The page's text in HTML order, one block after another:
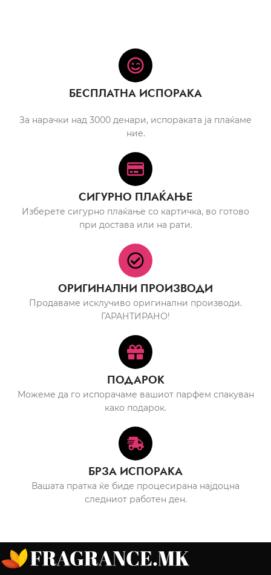
БЕСПЛАТНА ИСПОРАКА
За нарачки над 3000 денари, испораката ја плаќаме
ние.
СИГУРНО ПЛАЌАЊЕ
Изберете сигурно плаќање со картичка, во готово
при достава или на рати.
ОРИГИНАЛНИ ПРОИЗВОДИ
Продаваме исклучиво оригинални производи.
ГАРАНТИРАНО!
ПОДАРОК
Можеме да го испорачаме вашиот парфем спакуван
како подарок.
БРЗА ИСПОРАКА
Вашата пратка ќе биде процесирана најдоцна
следниот работен ден.